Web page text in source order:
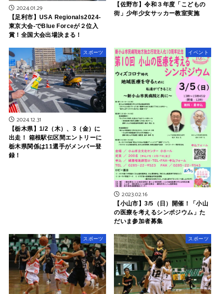
2024.01.29
【足利市】USA Regionals2024-
東京大会-でBlue Forceが２位入
賞！全国大会出場決まる！
【佐野市】令和３年度「こどもの
街」少年少女サッカー教室実施
スポーツ
2024.12.31
【栃木県】1/2（木）、3（金）に
出走！ 箱根駅伝区間エントリーに
栃木県関係は11選手がメンバー登
録！
イベント
2023.02.16
【小山市】3/5（日）開催！「小山
の医療を考えるシンポジウム」た
だいま参加者募集
スポーツ スポーツ